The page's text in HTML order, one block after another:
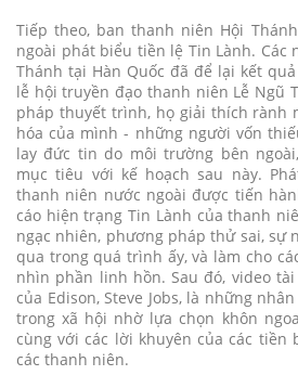
Tiếp theo, ban thanh niên Hội
ngoài phát biểu tiền lệ Tin Lành. Các
Thánh tại Hàn Quốc đã để lại kết
lễ hội truyền đạo thanh niên Lễ Ngũ
pháp thuyết trình, họ giải thích rành
hóa của mình - những người vốn
lay đức tin do môi trường bên
mục tiêu với kế hoạch sau này.
thanh niên nước ngoài được tiến
cáo hiện trạng Tin Lành của thanh
ngạc nhiên, phương pháp thử sai, sự
qua trong quá trình ấy, và làm cho
nhìn phần linh hồn. Sau đó, video
của Edison, Steve Jobs, là những
trong xã hội nhờ lựa chọn khôn
cùng với các lời khuyên của các tiền
các thanh niên.